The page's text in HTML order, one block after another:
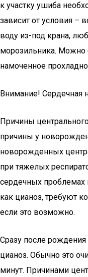
к участку ушиба
зависит от условия –
воду из-под крана,
морозильника. Можно
намоченное
Внимание! Сердечная
Причины
причины у
новорожденных
при тяжелых
сердечных проблемах
как цианоз, требуют
если это возможно.
Сразу после
цианоз. Обычно это
минут. Причинами